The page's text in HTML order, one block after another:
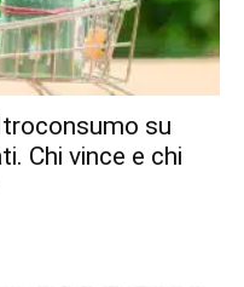
su
Chi vince e chi